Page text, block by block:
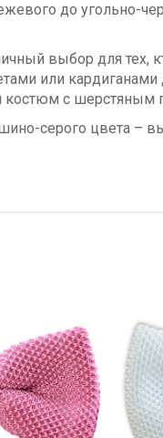
до
выбор для тех,
или кардиганами
костюм с шерстяным
серого цвета –